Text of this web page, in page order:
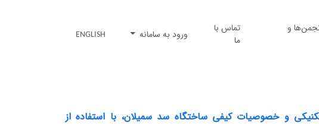
و
تماس با
ما
ورود به سامانه ENGLISH
و خصوصیات کیفی ساختگاه سد سمیلان، با استفاده از